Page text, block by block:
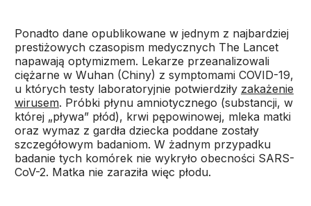
Ponadto dane opublikowane w jednym z najbardziej
prestiżowych czasopism medycznych The Lancet
napawają optymizmem. Lekarze przeanalizowali
ciężarne w Wuhan (Chiny) z symptomami COVID-19,
u których testy laboratoryjnie potwierdziły zakażenie
wirusem. Próbki płynu amniotycznego (substancji, w
której „pływa” płód), krwi pępowinowej, mleka matki
oraz wymaz z gardła dziecka poddane zostały
szczegółowym badaniom. W żadnym przypadku
badanie tych komórek nie wykryło obecności SARS-
CoV-2. Matka nie zaraziła więc płodu.